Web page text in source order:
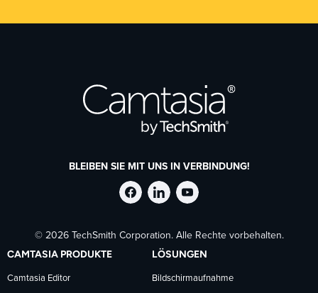
BLEIBEN SIE MIT UNS IN VERBINDUNG!
TechSmith
auf
Facebook
TechSmith
auf
LinkedIn
TechSmith
auf
YouTube
© 2026 TechSmith Corporation. Alle Rechte vorbehalten.
CAMTASIA PRODUKTE
Camtasia Editor
LÖSUNGEN
Bildschirmaufnahme